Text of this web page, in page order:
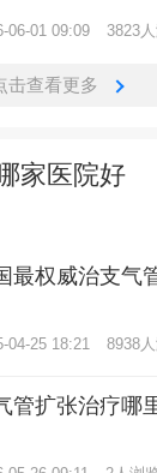
06-01 09:09 3823
击查看更多
家医院好
最权威治支气
04-25 18:21 8938
管扩张治疗哪